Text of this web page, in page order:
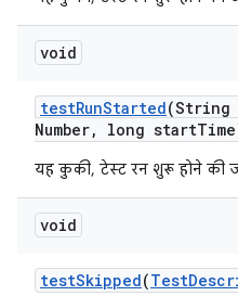
void
testRunStarted(String
Number, long start
यह कुकी, टेस्ट रन शुरू होने की
void
testSkipped(Test